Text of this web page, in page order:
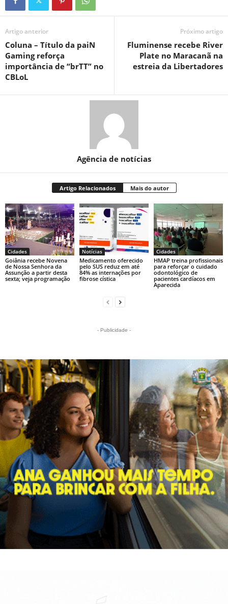
Artigo anterior
Coluna – Título da paiN
Gaming reforça
importância de “brTT” no
CBLoL
Próximo artigo
Fluminense recebe River
Plate no Maracanã na
estreia da Libertadores
Agência de notícias
Artigo Relacionados Mais do autor
Cidades
Goiânia recebe Novena
de Nossa Senhora da
Assunção a partir desta
sexta; veja programação
Notícias
Medicamento oferecido
pelo SUS reduz em até
84% as internações por
fibrose cística
Cidades
HMAP treina profissionais
para reforçar o cuidado
odontológico de
pacientes cardíacos em
Aparecida
- Publicidade -